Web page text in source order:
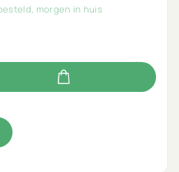
morgen in huis